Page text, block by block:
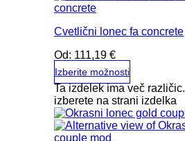
Cvetlični lonec fa concrete
Od: 111,19 €
Izberite možnosti
Ta izdelek ima več
izberete na strani izdelka